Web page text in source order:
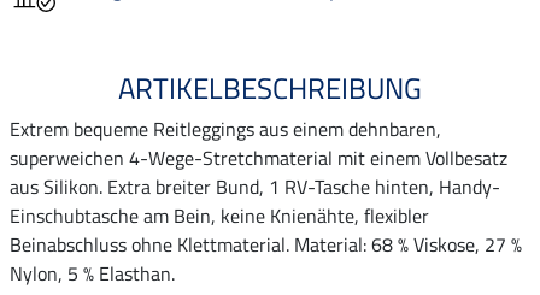
ARTIKELBESCHREIBUNG
Extrem bequeme Reitleggings aus einem dehnbaren,
superweichen 4-Wege-Stretchmaterial mit einem Vollbesatz
aus Silikon. Extra breiter Bund, 1 RV-Tasche hinten, Handy-
Einschubtasche am Bein, keine Knienähte, flexibler
Beinabschluss ohne Klettmaterial. Material: 68 % Viskose, 27 %
Nylon, 5 % Elasthan.